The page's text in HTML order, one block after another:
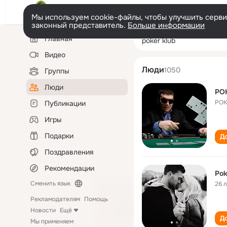
Мы используем cookie-файлы, чтобы улучшить
законный представитель. Больше информации
Левая
колонкаГлавная
Видео
Группы
Люди
Публикации
Игры
Подарки
Поздравления
Рекомендации
Сменить язык
Рекламодателям Помощь
Новости Ещё
Мы применяем
poker klub
Люди1050
26